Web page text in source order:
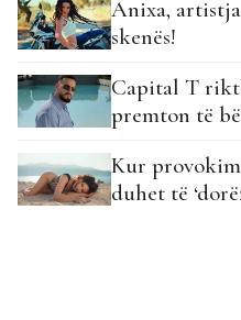
Anixa,
skenës!
Capital T
premton të
Kur
duhet të